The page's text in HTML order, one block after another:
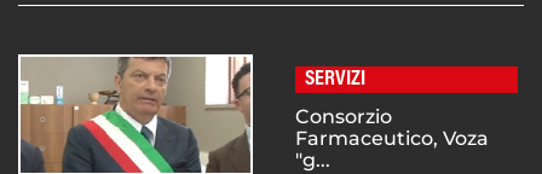
SERVIZI
Consorzio
Farmaceutico, Voza
"g...